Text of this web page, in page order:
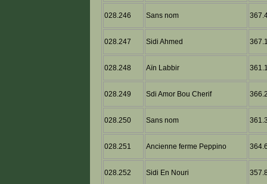
028.246 Sans nom
028.247 Sidi Ahmed
028.248 Aïn Labbir
028.249 Sdi Amor Bou Cherif
028.250 Sans nom
028.251 Ancienne ferme Peppino
028.252 Sidi En Nouri